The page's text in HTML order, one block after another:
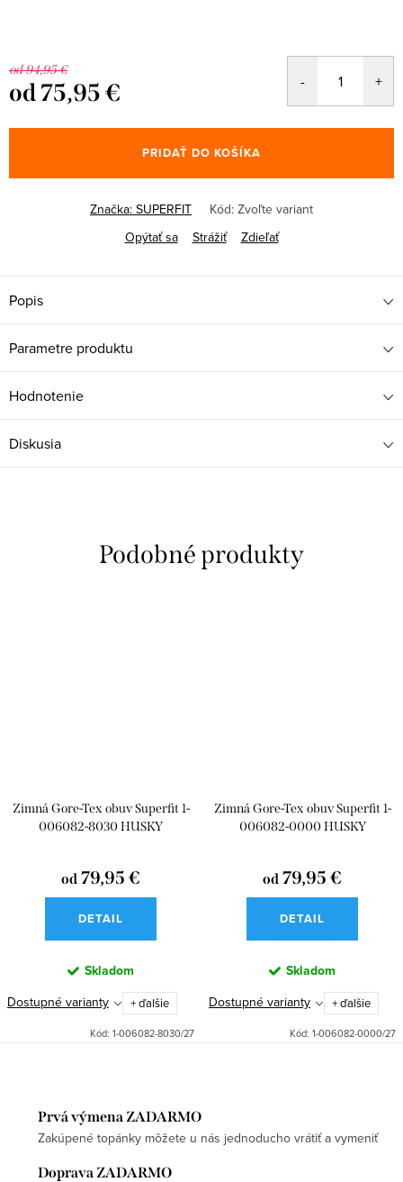
od 94,95 €
od75,95 €
cena:
PRIDAŤ DO KOŠÍKA
Značka: SUPERFIT Kód: Zvoľte variant
Opýtať sa
Strážiť Zdieľať
Popis
Parametre produktu
Hodnotenie
Diskusia
Zimná Gore-Tex obuv Superfit 1-
006082-8030 HUSKY
od 79,95 €
DETAIL
Skladom
Dostupné varianty + ďalšie
Kód: 1-006082-8030/27
Zimná Gore-Tex obuv Superfit 1-
006082-0000 HUSKY
od 79,95 €
DETAIL
Skladom
Dostupné varianty + ďalšie
Kód: 1-006082-0000/27
Prvá výmena ZADARMO
Zakúpené topánky môžete u nás jednoducho vrátiť a vymeniť
Doprava ZADARMO